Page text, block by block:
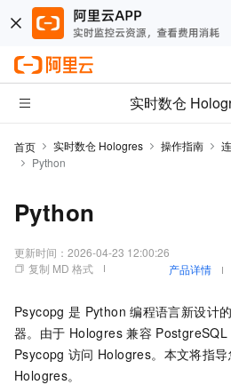
实时数仓
首页 实时数仓 Hologres 操作指南
Python
Python
更新时间： 2026-04-23 12:00:26
复制 MD 格式
产品详情
Psycopg 是 Python 编程语言新设计的
器。由于 Hologres 兼容 PostgreSQL
Psycopg 访问 Hologres。本文将指导
Hologres。